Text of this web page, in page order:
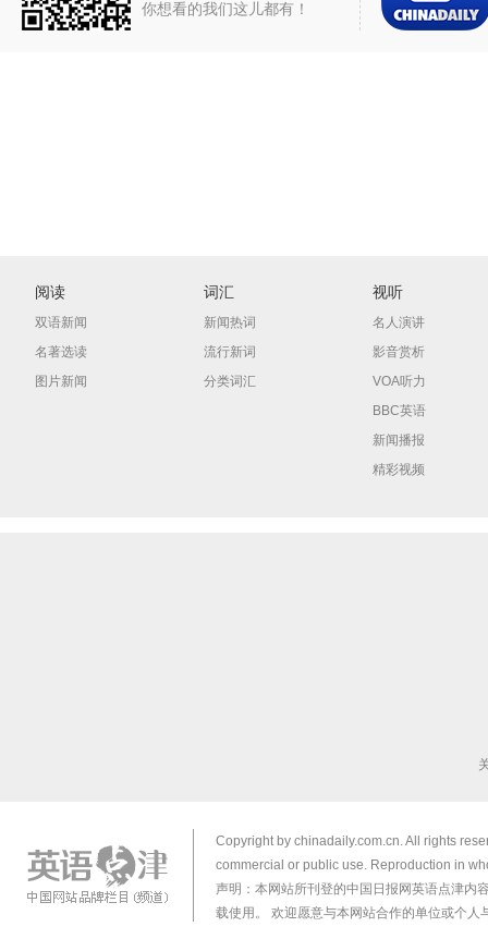
你想看的我们这儿都有！
阅读
双语新闻
名著选读
图片新闻
词汇
新闻热词
流行新词
分类词汇
视听
名人演讲
影音赏析
VOA听力
BBC英语
新闻播报
精彩视频
Copyright by chinadaily.com.cn. All rights
commercial or public use. Reproduction in
声明：本网站所刊登的中国日报网英语点津内
载使用。 欢迎愿意与本网站合作的单位或个人